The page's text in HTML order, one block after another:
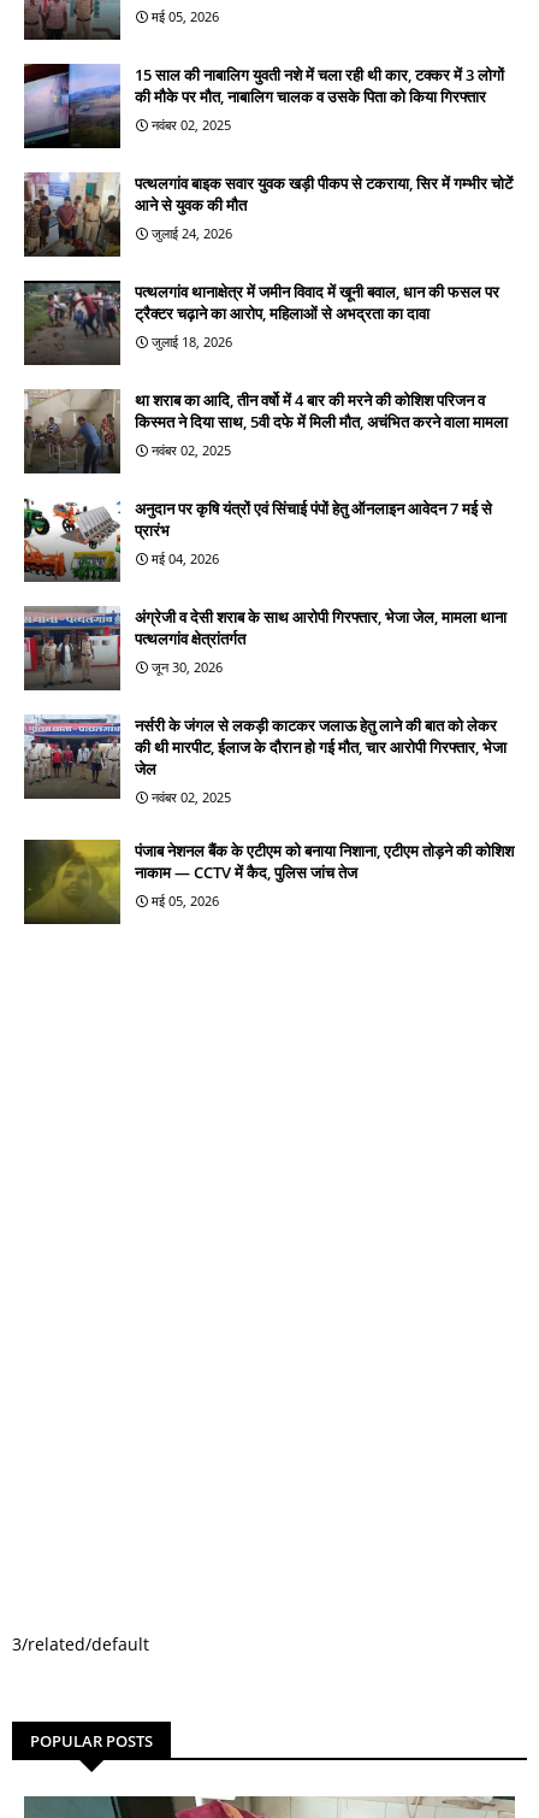
मई 05, 2026
15 साल की नाबालिग युवती नशे में चला रही थी कार, टक्कर में 3 लोगों
की मौके पर मौत, नाबालिग चालक व उसके पिता को किया गिरफ्तार
नवंबर 02, 2025
पत्थलगांव बाइक सवार युवक खड़ी पीकप से टकराया, सिर में गम्भीर चोटें
आने से युवक की मौत
जुलाई 24, 2026
पत्थलगांव थानाक्षेत्र में जमीन विवाद में खूनी बवाल, धान की फसल पर
ट्रैक्टर चढ़ाने का आरोप, महिलाओं से अभद्रता का दावा
जुलाई 18, 2026
था शराब का आदि, तीन वर्षो में 4 बार की मरने की कोशिश परिजन व
किस्मत ने दिया साथ, 5वी दफे में मिली मौत, अचंभित करने वाला मामला
नवंबर 02, 2025
अनुदान पर कृषि यंत्रों एवं सिंचाई पंपों हेतु ऑनलाइन आवेदन 7 मई से
प्रारंभ
मई 04, 2026
अंग्रेजी व देसी शराब के साथ आरोपी गिरफ्तार, भेजा जेल, मामला थाना
पत्थलगांव क्षेत्रांतर्गत
जून 30, 2026
नर्सरी के जंगल से लकड़ी काटकर जलाऊ हेतु लाने की बात को लेकर
की थी मारपीट, ईलाज के दौरान हो गई मौत, चार आरोपी गिरफ्तार, भेजा
जेल
नवंबर 02, 2025
पंजाब नेशनल बैंक के एटीएम को बनाया निशाना, एटीएम तोड़ने की कोशिश
नाकाम — CCTV में कैद, पुलिस जांच तेज
मई 05, 2026
3/related/default
POPULAR POSTS